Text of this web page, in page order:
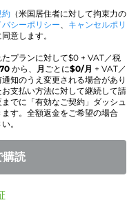
約 （米国居住者に対して拘束力の
バシーポリシー、 キャンセルポリ
意します。
プランに対して$0 + VAT／税
から、 月 ごとに$0/月 + VAT／
知のうえ変更される場合があり
支払い方法に対して継続して請
でに「有効なご契約」ダッシュ
す。全額返金をご希望の場合
。
購読